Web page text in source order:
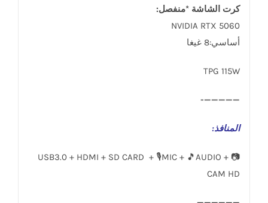
كرت الشاشة *منفصل:
NVIDIA RTX 5060
أساسي:8 غيغا
TPG 115W
—————-
المنافذ:
USB3.0 + HDMI + SD CARD + 🎙️MIC + 🎵AUDIO + 📷
CAM HD